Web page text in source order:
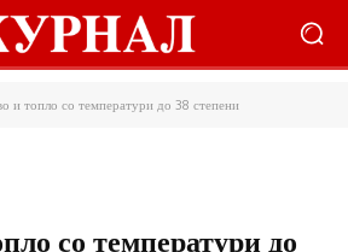
и топло со температури до 38 степени
со температури до